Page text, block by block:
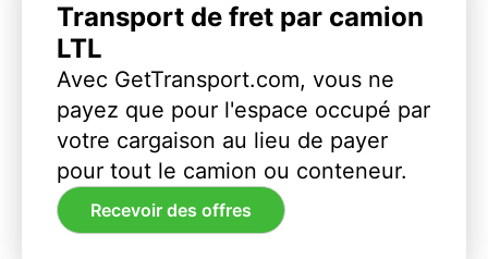
Transport de fret par camion
LTL
Avec GetTransport.com, vous ne
payez que pour l'espace occupé par
votre cargaison au lieu de payer
pour tout le camion ou conteneur.
Recevoir des offres